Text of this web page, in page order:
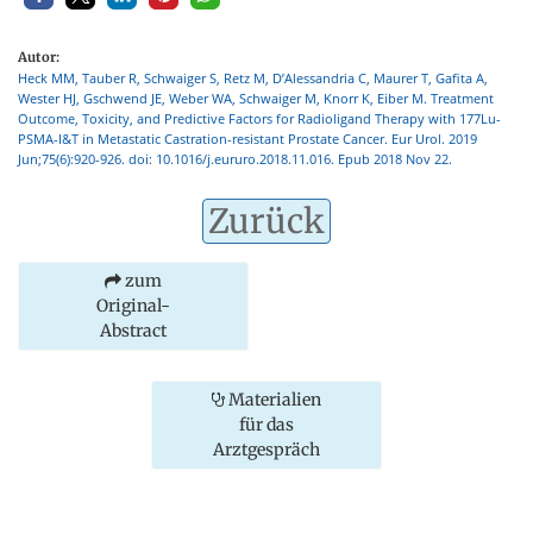
Autor:
Heck MM, Tauber R, Schwaiger S, Retz M, D’Alessandria C, Maurer T, Gafita A,
Wester HJ, Gschwend JE, Weber WA, Schwaiger M, Knorr K, Eiber M. Treatment
Outcome, Toxicity, and Predictive Factors for Radioligand Therapy with 177Lu-
PSMA-I&T in Metastatic Castration-resistant Prostate Cancer. Eur Urol. 2019
Jun;75(6):920-926. doi: 10.1016/j.eururo.2018.11.016. Epub 2018 Nov 22.
Zurück
zum
Original-
Abstract
Materialien
für das
Arztgespräch